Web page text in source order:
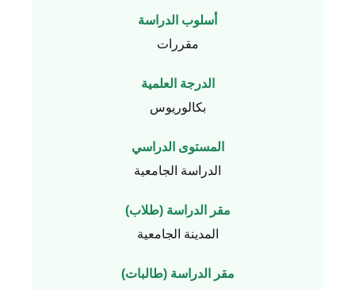
أسلوب الدراسة
مقررات
الدرجة العلمية
بكالوريوس
المستوى الدراسي
الدراسة الجامعية
مقر الدراسة (طلاب)
المدينة الجامعية
مقر الدراسة (طالبات)